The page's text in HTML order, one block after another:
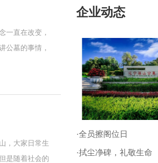
一直在改变，
公墓的事情，
园的时间肯定
，大家日常生
是随着社会的
企业动态
·全员擦阁位日
·拭尘净碑，礼敬生命